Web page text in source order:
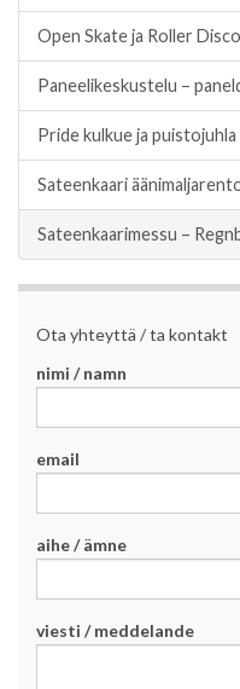
Open Skate ja Roller
Paneelikeskustelu –
Pride kulkue ja puistojuhla
Sateenkaari
Sateenkaarimessu –
Ota yhteyttä / ta kontakt
nimi / namn
email
aihe / ämne
viesti / meddelande